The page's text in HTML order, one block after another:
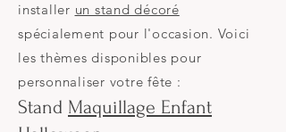
installer un stand décoré
spécialement pour l'occasion. Voici
les thèmes disponibles pour
personnaliser votre fête :
Stand Maquillage Enfant